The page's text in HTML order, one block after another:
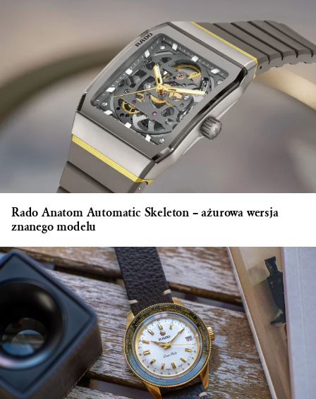
Rado Anatom Automatic Skeleton – ażurowa wersja
znanego modelu